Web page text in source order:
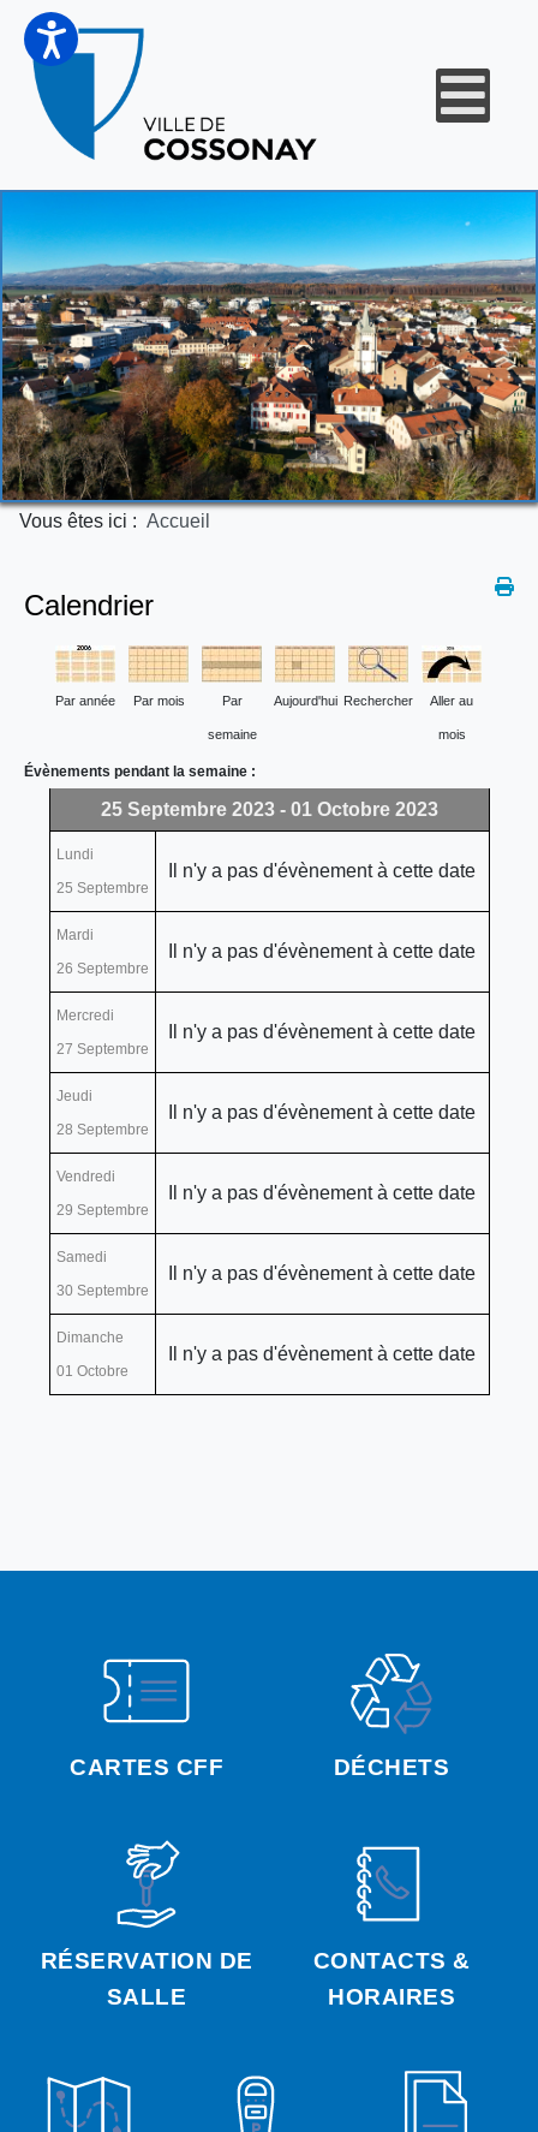
Vous êtes ici : Accueil
CARTES CFF DÉCHETS
RÉSERVATION DE
SALLE
CONTACTS &
HORAIRES
Calendrier
Par année Par mois Par
semaine
Aujourd'hui Rechercher Aller au
mois
Évènements pendant la semaine :
25 Septembre 2023 - 01 Octobre 2023
Lundi
25 Septembre
Il n'y a pas d'évènement à cette date
Mardi
26 Septembre
Il n'y a pas d'évènement à cette date
Mercredi
27 Septembre
Il n'y a pas d'évènement à cette date
Jeudi
28 Septembre
Il n'y a pas d'évènement à cette date
Vendredi
29 Septembre
Il n'y a pas d'évènement à cette date
Samedi
30 Septembre
Il n'y a pas d'évènement à cette date
Dimanche
01 Octobre
Il n'y a pas d'évènement à cette date